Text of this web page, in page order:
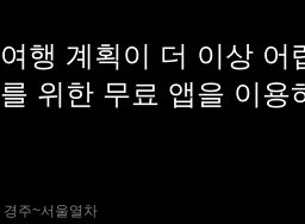
여행 계획이 더 이상 어
를 위한 무료 앱을 이용
경주~서울열차